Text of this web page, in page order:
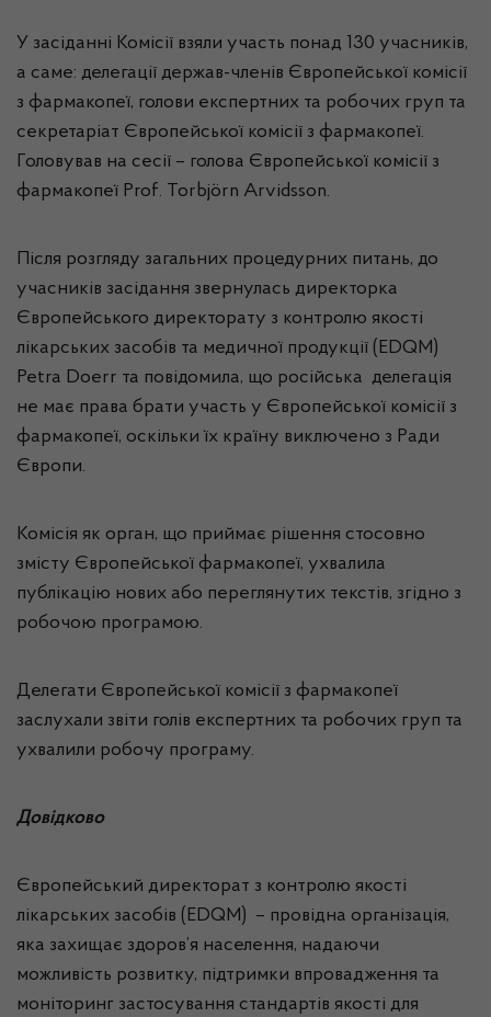
У засіданні Комісії взяли участь понад 130 учасників,
а саме: делегації держав-членів Європейської комісії
з фармакопеї, голови експертних та робочих груп та
секретаріат Європейської комісії з фармакопеї.
Головував на сесії – голова Європейської комісії з
фармакопеї Prof. Torbjörn Arvidsson.
Після розгляду загальних процедурних питань, до
учасників засідання звернулась директорка
Європейського директорату з контролю якості
лікарських засобів та медичної продукції (EDQM)
Petra Doerr та повідомила, що російська делегація
не має права брати участь у Європейської комісії з
фармакопеї, оскільки їх країну виключено з Ради
Європи.
Комісія як орган, що приймає рішення стосовно
змісту Європейської фармакопеї, ухвалила
публікацію нових або переглянутих текстів, згідно з
робочою програмою.
Делегати Європейської комісії з фармакопеї
заслухали звіти голів експертних та робочих груп та
ухвалили робочу програму.
Довідково
Європейський директорат з контролю якості
лікарських засобів (EDQM) – провідна організація,
яка захищає здоров’я населення, надаючи
можливість розвитку, підтримки впровадження та
моніторинг застосування стандартів якості для